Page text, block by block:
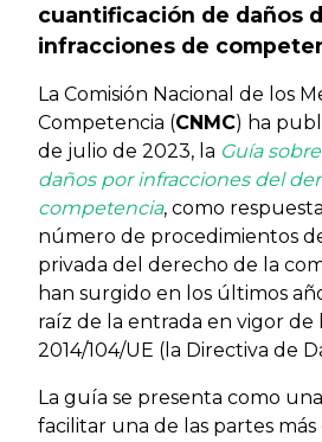
cuantificación de daños
infracciones de
La Comisión Nacional de los
Competencia (CNMC) ha
de julio de 2023, la Guía
daños por infracciones del
competencia, como
número de procedimientos
privada del derecho de la
han surgido en los últimos
raíz de la entrada en vigor de
2014/104/UE (la Directiva de
La guía se presenta como
facilitar una de las partes